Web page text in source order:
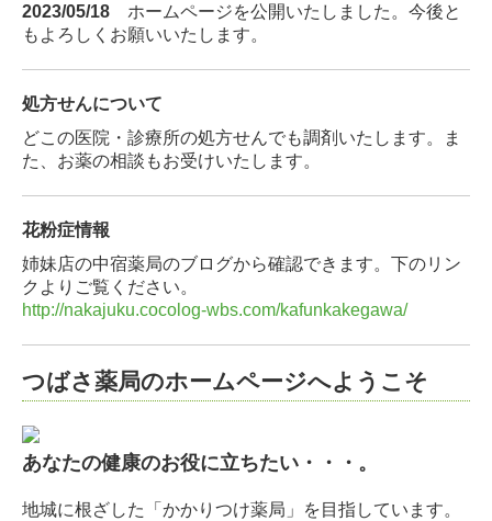
2023/05/18 ホームページを公開いたしました。今後と
もよろしくお願いいたします。
処方せんについて
どこの医院・診療所の処方せんでも調剤いたします。ま
た、お薬の相談もお受けいたします。
花粉症情報
姉妹店の中宿薬局のブログから確認できます。下のリン
クよりご覧ください。
http://nakajuku.cocolog-wbs.com/kafunkakegawa/
つばさ薬局のホームページへようこそ
あなたの健康のお役に立ちたい・・・。
地城に根ざした「かかりつけ薬局」を目指しています。